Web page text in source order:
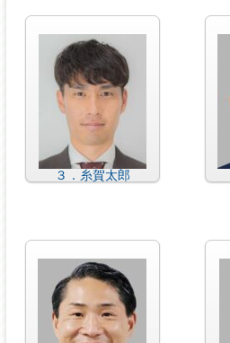
３．糸賀太郎